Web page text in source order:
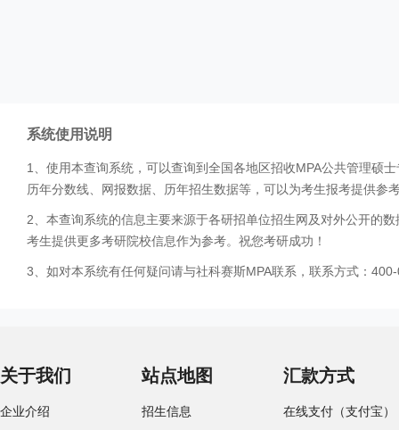
系统使用说明
1、使用本查询系统，可以查询到全国各地区招收MPA公共管理硕
历年分数线、网报数据、历年招生数据等，可以为考生报考提供参
2、本查询系统的信息主要来源于各研招单位招生网及对外公开的
考生提供更多考研院校信息作为参考。祝您考研成功！
3、如对本系统有任何疑问请与社科赛斯MPA联系，联系方式：
关于我们
企业介绍
站点地图
招生信息
汇款方式
在线支付（支付宝）